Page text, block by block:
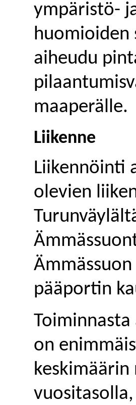
ympäristö-
huomioiden
aiheudu
maaperälle.
Liikenne
Liikennöinti
olevien
pääportin
on
keskimäärin